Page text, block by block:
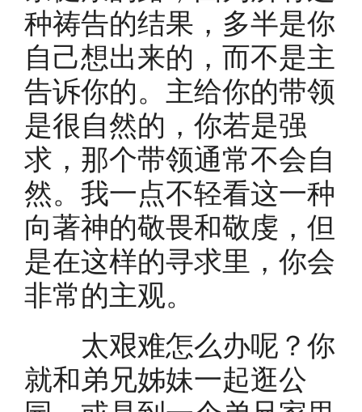
种祷告的结果，多半是你
自己想出来的，而不是主
告诉你的。主给你的带领
是很自然的，你若是强
求，那个带领通常不会自
然。我一点不轻看这一种
向著神的敬畏和敬虔，但
是在这样的寻求里，你会
非常的主观。
太艰难怎么办呢？你
就和弟兄姊妹一起逛公